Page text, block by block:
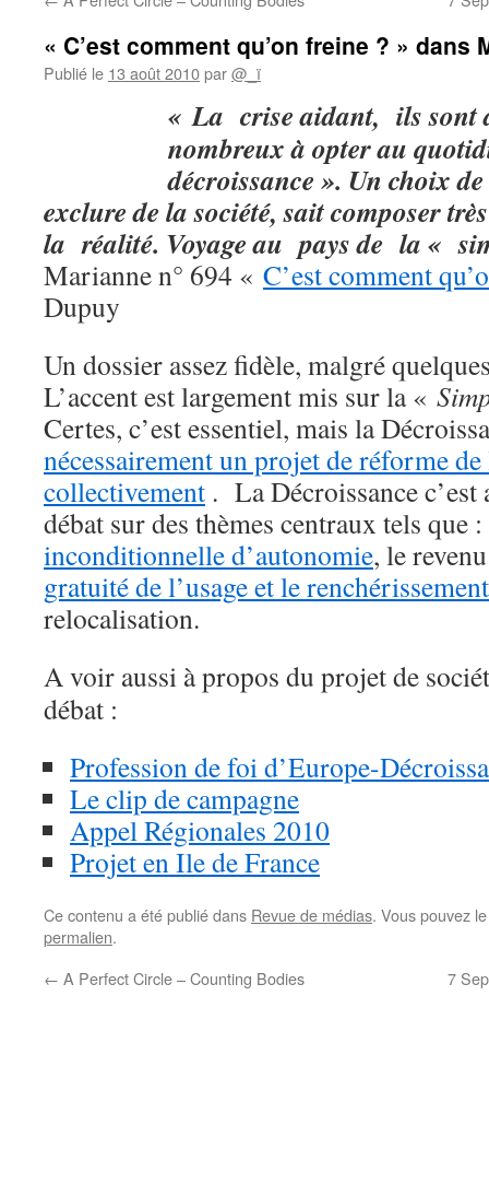
« C’est comment qu’on freine ? » dans
Publié le 13 août 2010par@_ï
« La crise aidant, ils sont
nombreux à opter au
décroissance ». Un choix
exclure de la société, sait composer
la réalité. Voyage au pays de la «
Marianne n° 694 « C’est comment
Dupuy
Un dossier assez fidèle, malgré
L’accent est largement mis sur la «
Certes, c’est essentiel, mais la
nécessairement un projet de réforme
collectivement . La Décroissance c’est
débat sur des thèmes centraux tels que
inconditionnelle d’autonomie, le
gratuité de l’usage et le
relocalisation.
A voir aussi à propos du projet de
débat :
Profession de foi d’Europe-
Le clip de campagne
Appel Régionales 2010
Projet en Ile de France
Ce contenu a été publié dans Revue de médias. Vous pouvez
permalien.
← A Perfect Circle – Counting Bodies 7